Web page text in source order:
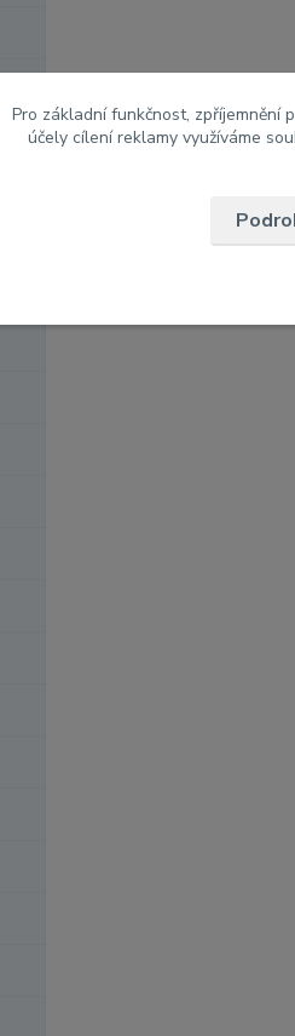
Pro základní funkčnost, zpříjemnění
účely cílení reklamy využíváme